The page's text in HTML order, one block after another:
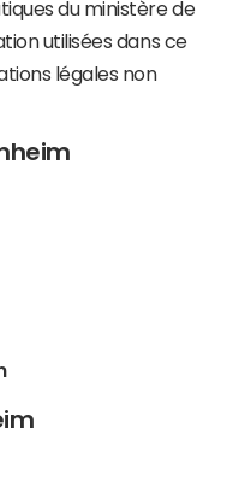
du ministère de
utilisées dans ce
légales non